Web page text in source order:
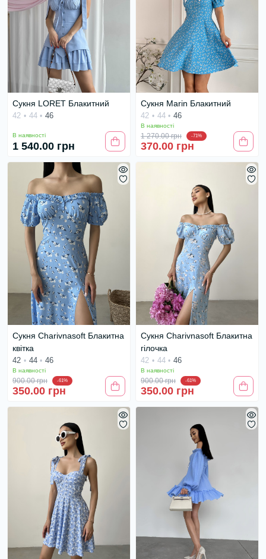
Сукня LORET Блакитний
42 44 46
В наявності
1 540.00 грн
Сукня Marin Блакитний
42 44 46
В наявності
1 270.00 грн -71%
370.00 грн
Сукня Charivnasoft Блакитна
квітка
42 44 46
В наявності
900.00 грн -61%
350.00 грн
Сукня Charivnasoft Блакитна
гілочка
42 44 46
В наявності
900.00 грн -61%
350.00 грн